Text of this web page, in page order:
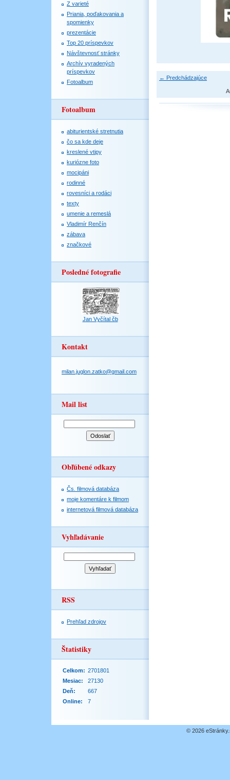
Z varieté
Priania, poďakovania a
spomienky
prezentácie
Top 20 príspevkov
Návštevnosť stránky
Archív vyradených
príspevkov
Fotoalbum
Fotoalbum
abiturientské stretnutia
čo sa kde deje
kreslené vtipy
kuriózne foto
mocipáni
rodinné
rovesníci a rodáci
texty
umenie a remeslá
Vladimír Renčín
zábava
značkové
Posledné fotografie
Jan Vyčítal čb
Kontakt
milan.juglon.zatko@gmail.com
Mail list
Obľúbené odkazy
Čs. filmová databáza
moje komentáre k filmom
internetová filmová databáza
Vyhľadávanie
RSS
Prehľad zdrojov
Štatistiky
Online: 7
Celkom: 2701801
Mesiac:
27130
Deň:
667
← Predchádzajúce
© 2026